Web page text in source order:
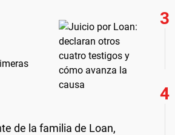
de la familia de Loan,